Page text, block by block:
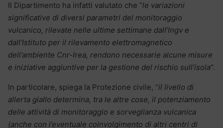
Il Dipartimento ha infatti valutato che “le variazioni
significative di diversi parametri del monitoraggio
vulcanico, rilevate nelle ultime settimane dalI’Ingv e
dall’Istituto per il rilevamento elettromagnetico
dell’ambiente Cnr-Irea, rendono necessarie alcune misure
e iniziative aggiuntive per la gestione del rischio sull’isola“.
In particolare, spiega la Protezione civile, “il livello di
allerta giallo determina, tra le altre cose, il potenziamento
delle attività di monitoraggio e sorveglianza vulcanica
(anche con l’eventuale coinvolgimento di altri centri di